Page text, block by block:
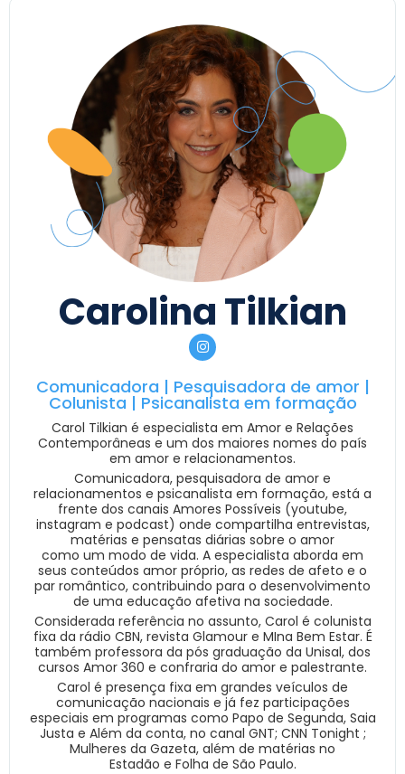
Carolina Tilkian
Comunicadora | Pesquisadora de amor |
Colunista | Psicanalista em formação
Carol Tilkian é especialista em Amor e Relações
Contemporâneas e um dos maiores nomes do país
em amor e relacionamentos.
Comunicadora, pesquisadora de amor e
relacionamentos e psicanalista em formação, está a
frente dos canais Amores Possíveis (youtube,
instagram e podcast) onde compartilha entrevistas,
matérias e pensatas diárias sobre o amor
como um modo de vida. A especialista aborda em
seus conteúdos amor próprio, as redes de afeto e o
par romântico, contribuindo para o desenvolvimento
de uma educação afetiva na sociedade.
Considerada referência no assunto, Carol é colunista
fixa da rádio CBN, revista Glamour e MIna Bem Estar. É
também professora da pós graduação da Unisal, dos
cursos Amor 360 e confraria do amor e palestrante.
Carol é presença fixa em grandes veículos de
comunicação nacionais e já fez participações
especiais em programas como Papo de Segunda, Saia
Justa e Além da conta, no canal GNT; CNN Tonight ;
Mulheres da Gazeta, além de matérias no
Estadão e Folha de São Paulo.